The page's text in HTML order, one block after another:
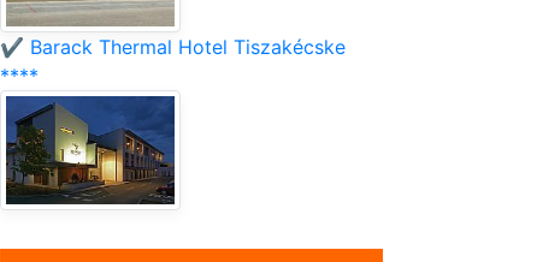
✔️ Barack Thermal Hotel Tiszakécske
****